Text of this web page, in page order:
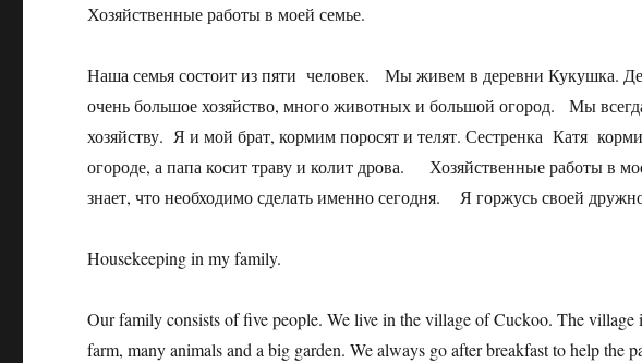
Хозяйственные работы в моей семье.
Наша семья состоит из пяти человек. Мы живем в деревни Кукушка.
очень большое хозяйство, много животных и большой огород. Мы
хозяйству. Я и мой брат, кормим поросят и телят. Сестренка Катя
огороде, а папа косит траву и колит дрова. Хозяйственные работы в
знает, что необходимо сделать именно сегодня. Я горжусь своей
Housekeeping in my family.
Our family consists of five people. We live in the village of Cuckoo. The village
farm, many animals and a big garden. We always go after breakfast to help the